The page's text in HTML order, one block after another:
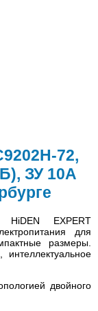
72,
ЗУ 10A
HiDEN EXPERT
для
размеры.
двойного